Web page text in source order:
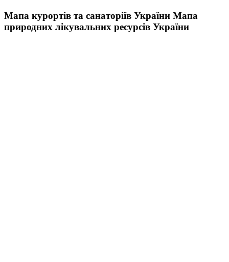
Мапа курортів та санаторіїв України Мапа
природних лікувальних ресурсів України